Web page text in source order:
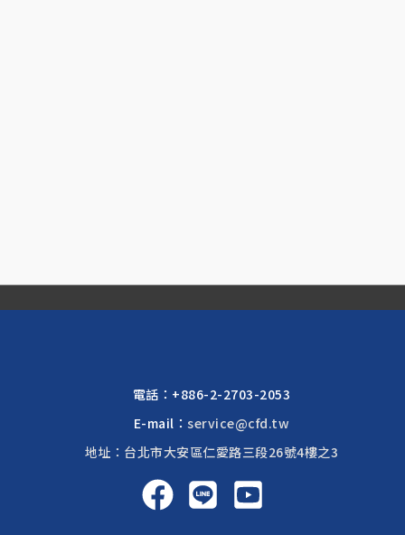
電話： +886-2-2703-2053
E-mail：service@cfd.tw
地址：台北市大安區仁愛路三段26號4樓之3